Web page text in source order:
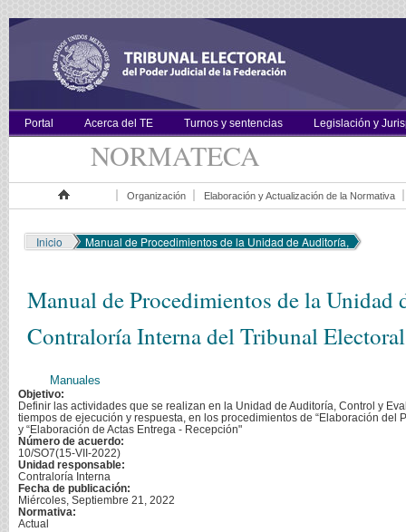
Portal Acerca del TE Turnos y sentencias Legislación y
NORMATECA
Organización Elaboración y Actualización de la Normativa
Inicio Manual de Procedimientos de la Unidad de Auditoría,
Manual de Procedimientos de la
Contraloría Interna del Tribunal
Manuales
Objetivo:
Definir las actividades que se realizan en la Unidad de Auditoría, Control y
tiempos de ejecución y respuesta, en los procedimientos de “Elaboración del
y “Elaboración de Actas Entrega - Recepción"
Número de acuerdo:
10/SO7(15-VII-2022)
Unidad responsable:
Contraloría Interna
Fecha de publicación:
Miércoles, Septiembre 21, 2022
Normativa:
Actual